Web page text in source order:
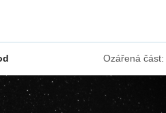
Ozářená část: